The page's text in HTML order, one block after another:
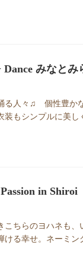
Dance みなと
る人々♫ 個性豊か
装もシンプルに美し
in Shiroi
こちらのヨハネも
ける幸せ。ネーミ